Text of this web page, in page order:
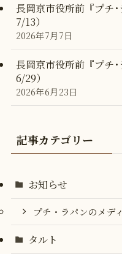
長岡京市役所前『プチ
7/13）
2026年7月7日
長岡京市役所前『プチ
6/29）
2026年6月23日
記事カテゴリー
お知らせ
プチ・ラパンのメデ
タルト